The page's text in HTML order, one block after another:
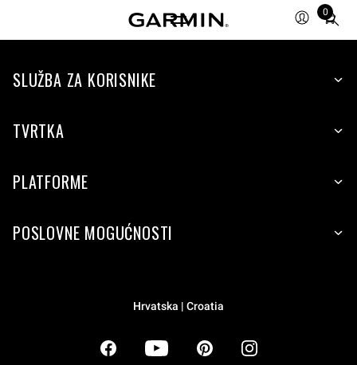
0
Total
items
cart:
SLUŽBA ZA KORISNIKE
TVRTKA
PLATFORME
POSLOVNE MOGUĆNOSTI
Hrvatska | Croatia